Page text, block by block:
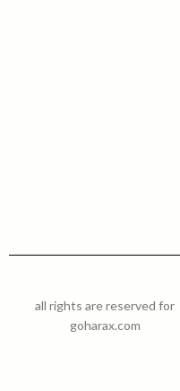
all rights are reserved for
goharax.com